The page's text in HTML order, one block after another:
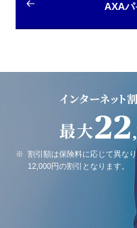
AXAパ
※ 割引額は保険料に応じて異な
12,000円の割引となります。